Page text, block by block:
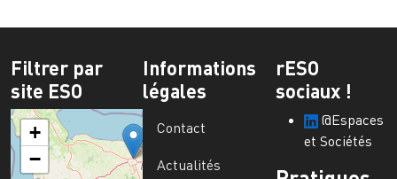
Filtrer par
site ESO
+
−
Informations
légales
Contact
Actualités
rESO
sociaux !
@Espaces
et Sociétés